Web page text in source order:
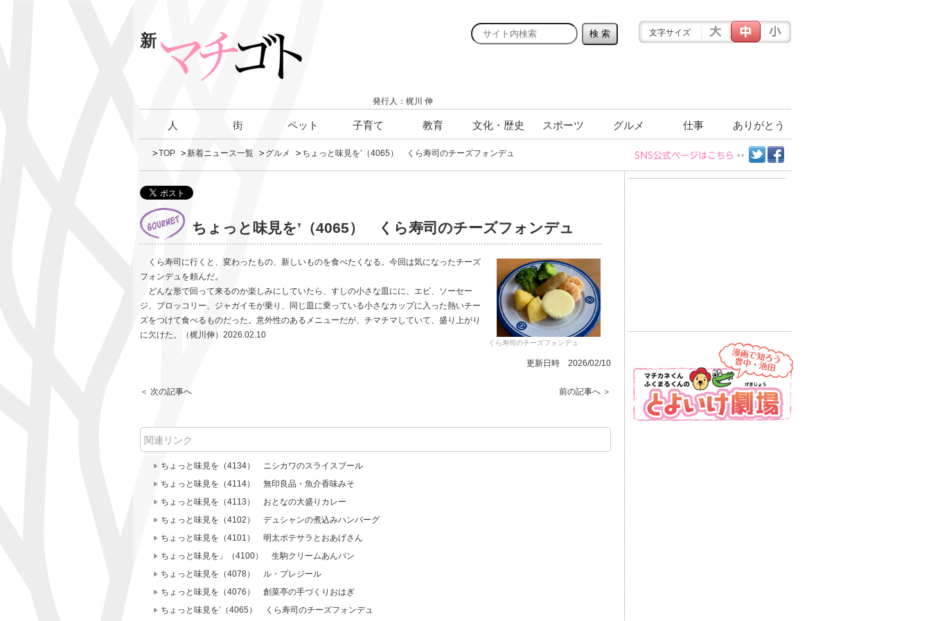
新
発行人：梶川 伸
文字サイズ
人 街 ペット 子育て 教育 文化・歴史 スポーツ グルメ 仕事 ありがとう
TOP 新着ニュース一覧 グルメ ちょっと味見を’（4065） くら寿司のチーズフォンデュ
ちょっと味見を’（4065） くら寿司のチーズフォンデュ
くら寿司のチーズフォンデュ
くら寿司に行くと、変わったもの、新しいものを食べたくなる。今回は気になったチーズ
フォンデュを頼んだ。
どんな形で回って来るのか楽しみにしていたら、すしの小さな皿にに、エビ、ソーセー
ジ、ブロッコリー、ジャガイモが乗り、同じ皿に乗っている小さなカップに入った熱いチー
ズをつけて食べるものだった。意外性のあるメニューだが、チマチマしていて、盛り上がり
に欠けた。（梶川伸）2026.02.10
更新日時 2026/02/10
前の記事へ ＞
＜ 次の記事へ
関連リンク
ちょっと味見を（4134） ニシカワのスライスブール
ちょっと味見を（4114） 無印良品・魚介香味みそ
ちょっと味見を（4113） おとなの大盛りカレー
ちょっと味見を（4102） デュシャンの煮込みハンバーグ
ちょっと味見を（4101） 明太ポテサラとおあげさん
ちょっと味見を」（4100） 生駒クリームあんパン
ちょっと味見を（4078） ル・プレジール
ちょっと味見を（4076） 創菜亭の手づくりおはぎ
ちょっと味見を’（4065） くら寿司のチーズフォンデュ